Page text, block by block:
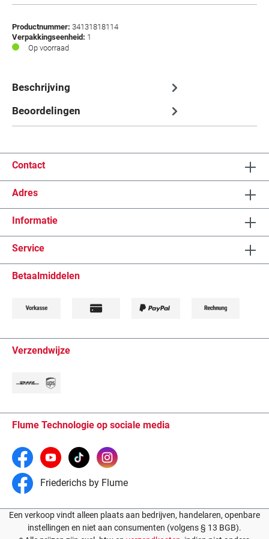
Productnummer: 34131818114
Verpakkingseenheid: 1
Op voorraad
Beschrijving
Beoordelingen
Contact
Adres
Informatie
Service
Betaalmiddelen
Verzendwijze
Flume Technologie op sociale media
Friederichs by Flume
Een verkoop vindt alleen plaats aan bedrijven, handelaren, openbare
instellingen en niet aan consumenten (volgens § 13 BGB).